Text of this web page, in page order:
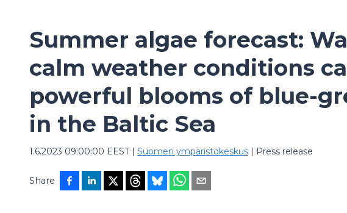
Summer algae forecast:
calm weather conditions
powerful blooms of blue-
in the Baltic Sea
1.6.2023 09:00:00 EEST| Suomen ympäristökeskus | Press release
Share